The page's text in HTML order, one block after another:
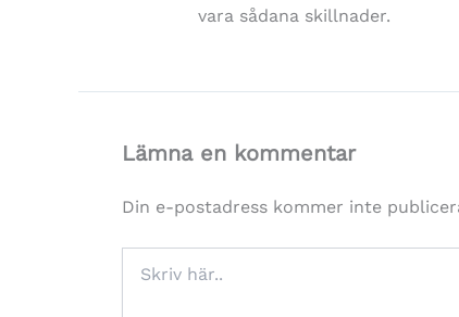
vara sådana skillnader.
Lämna en kommentar
Din e-postadress kommer inte
här..